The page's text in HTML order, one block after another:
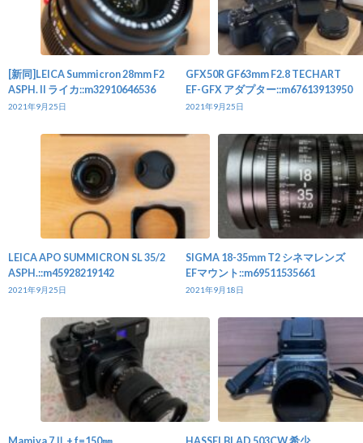
[新同]LEICA Summicron 28mm F2
ASPH. II ライカ::m32910646536
2021年9月25日
GFX50R GF63mm F2.8 TECHART
EF-GFX アダプター::m67613913950
2021年9月25日
LEICA APO SUMMICRON SL 35/2
ASPH.::m45928219142
2021年9月25日
SIGMA 18-35mm T2 シネマレンズ
EFマウント::m69511535661
2021年9月18日